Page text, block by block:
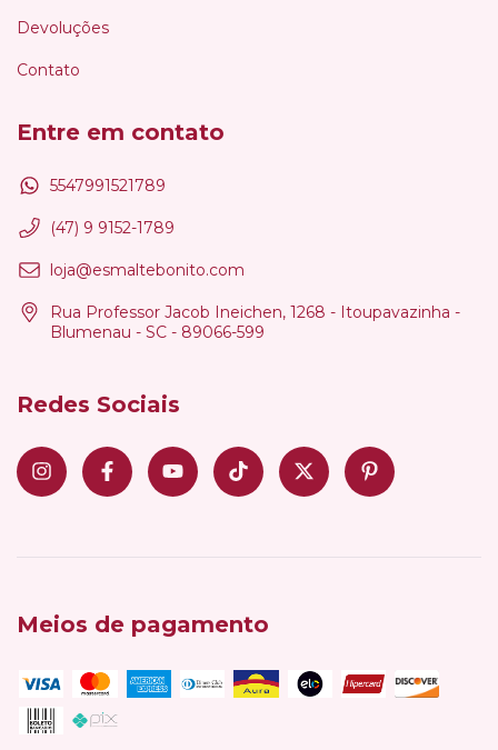
Devoluções
Contato
Entre em contato
5547991521789
(47) 9 9152-1789
loja@esmaltebonito.com
Rua Professor Jacob Ineichen, 1268 - Itoupavazinha -
Blumenau - SC - 89066-599
Redes Sociais
Meios de pagamento